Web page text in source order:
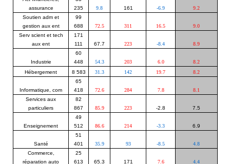
assurance
235
9.8 161 -6.9
9.2
Soutien adm et
gestion aux ent
99
688
72.5 311 16.5
9.0
Serv scient et tech
aux ent
171
111
67.7 223 -8.4 8.9
Industrie
60
448
54.3 203 6.0
8.2
Hébergement
8 583 31.3 142 19.7 8.2
Informatique, com
65
418
72.6 284 7.8
8.1
Services aux
particuliers
82
867
85.9 223 -2.8 7.5
Enseignement
49
512
86.6 214 -3.3 6.9
Santé
51
401
35.9 93 -8.5
4.8
Commerce,
réparation auto
25
613
65.3 171 7.6
4.4